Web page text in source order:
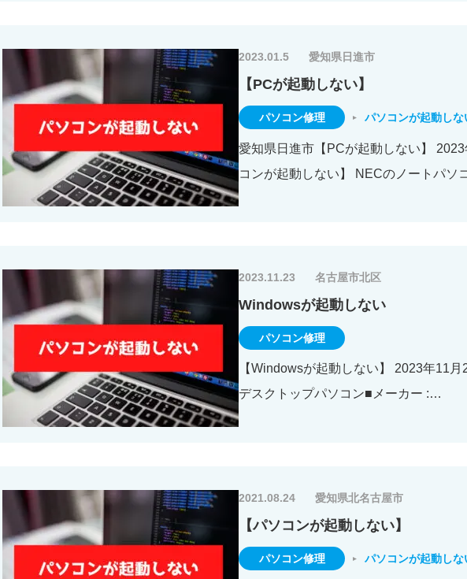
【PCが起動しない】
2023.01.5 愛知県日進市
パソコン修理 パソコンが起動しな
愛知県日進市【PCが起動しない】
コンが起動しない】 NECのノートパソ
Windowsが起動しない
2023.11.23 名古屋市北区
パソコン修理
【Windowsが起動しない】 2023年11
デスクトップパソコン■メーカー :…
【パソコンが起動しない】
2021.08.24 愛知県北名古屋市
パソコン修理 パソコンが起動しな